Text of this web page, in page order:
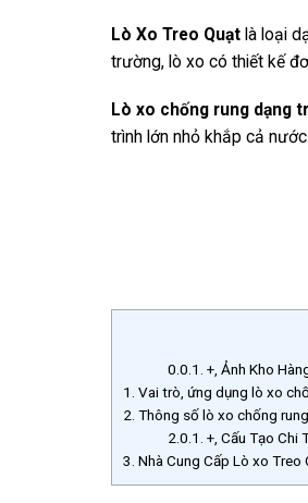
Lò Xo Treo Quạt là loại
trường, lò xo có thiết kế
Lò xo chống rung dạng
trình lớn nhỏ khắp cả nước.
0.0.1. +, Ảnh Kho
1. Vai trò, ứng dụng lò xo
2. Thông số lò xo chống rung
2.0.1. +, Cấu Tạo Chi
3. Nhà Cung Cấp Lò xo Treo